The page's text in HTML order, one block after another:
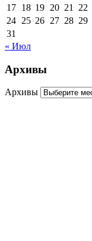
17 18 19 20 21 22
24 25 26 27 28 29
31
« Июл
Архивы
Архивы